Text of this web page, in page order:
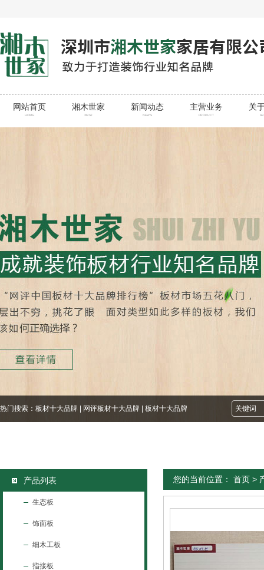
网站首页
HOME
湘木世家
XMSJ
新闻动态
NEWS
主营业务
PRODUCT
关
热门搜索： 板材十大品牌 网评板材十大品牌 板材十大品牌
您的当前位置： 首页 >
产品列表
生态板
饰面板
细木工板
指接板